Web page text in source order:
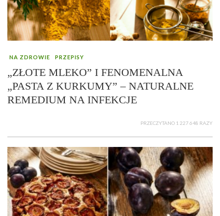
NA ZDROWIE PRZEPISY
„ZŁOTE MLEKO” I FENOMENALNA
„PASTA Z KURKUMY” – NATURALNE
REMEDIUM NA INFEKCJE
PRZECZYTANO 1 227 648 RAZY